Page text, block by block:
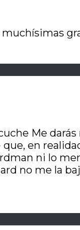
Me
en
ni lo
no me la